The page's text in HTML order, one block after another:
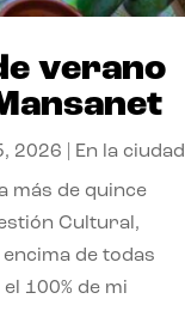
verano
2026 En la ciudad
más de quince
Cultural,
de todas
100% de mi